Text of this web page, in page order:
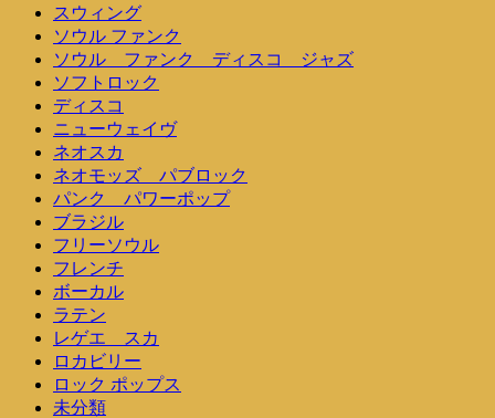
スウィング
ソウル ファンク
ソウル ファンク ディスコ ジャズ
ソフトロック
ディスコ
ニューウェイヴ
ネオスカ
ネオモッズ パブロック
パンク パワーポップ
ブラジル
フリーソウル
フレンチ
ボーカル
ラテン
レゲエ スカ
ロカビリー
ロック ポップス
未分類